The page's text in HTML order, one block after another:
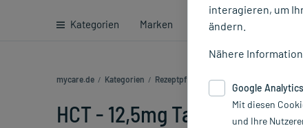
Kategorien Marken Ratgeber
mycare.de / Kategorien / Rezeptpflichtige Medikamente
HCT - 12,5mg Tabletten, 50
interagieren, um
ändern.
Nähere
Google Analytics
Mit diesen
und Ihre